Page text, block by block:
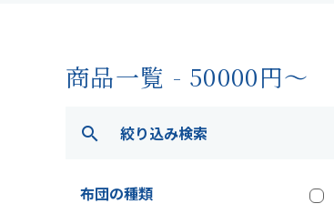
商品一覧 - 50000円～
search 絞り込み検索
布団の種類